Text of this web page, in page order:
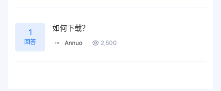
1
回答
如何下载？
Annuo 2,500